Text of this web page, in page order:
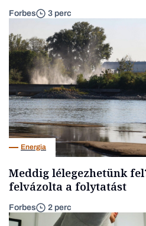
Forbes 3 perc
Energia
Meddig lélegezhetünk
felvázolta a folytatást
Forbes 2 perc